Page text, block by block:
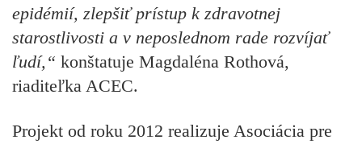
epidémií, zlepšiť prístup k zdravotnej
starostlivosti a v neposlednom rade rozvíjať
ľudí, “ konštatuje Magdaléna Rothová,
riaditeľka ACEC.
Projekt od roku 2012 realizuje Asociácia pre